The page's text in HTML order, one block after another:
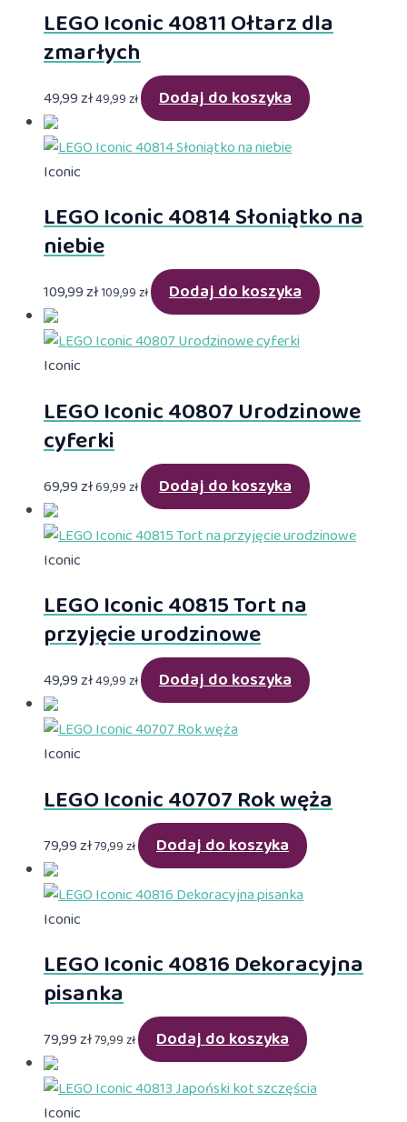
LEGO Iconic 40811 Ołtarz dla
zmarłych
49,99zł49,99zł Dodaj do koszyka
Iconic
LEGO Iconic 40814 Słoniątko na
niebie
109,99zł109,99zł Dodaj do koszyka
Iconic
LEGO Iconic 40807 Urodzinowe
cyferki
69,99zł69,99zł Dodaj do koszyka
Iconic
LEGO Iconic 40815 Tort na
przyjęcie urodzinowe
49,99zł49,99zł Dodaj do koszyka
Iconic
LEGO Iconic 40707 Rok węża
79,99zł79,99zł Dodaj do koszyka
Iconic
LEGO Iconic 40816 Dekoracyjna
pisanka
79,99zł79,99zł Dodaj do koszyka
Iconic